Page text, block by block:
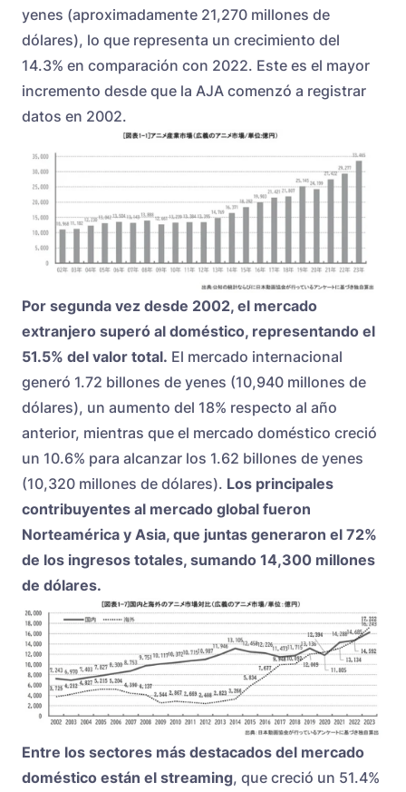
yenes (aproximadamente 21,270 millones de
dólares), lo que representa un crecimiento del
14.3% en comparación con 2022. Este es el mayor
incremento desde que la AJA comenzó a registrar
datos en 2002.
Por segunda vez desde 2002, el mercado
extranjero superó al doméstico, representando el
51.5% del valor total. El mercado internacional
generó 1.72 billones de yenes (10,940 millones de
dólares), un aumento del 18% respecto al año
anterior, mientras que el mercado doméstico creció
un 10.6% para alcanzar los 1.62 billones de yenes
(10,320 millones de dólares). Los principales
contribuyentes al mercado global fueron
Norteamérica y Asia, que juntas generaron el 72%
de los ingresos totales, sumando 14,300 millones
de dólares.
Entre los sectores más destacados del mercado
doméstico están el streaming, que creció un 51.4%